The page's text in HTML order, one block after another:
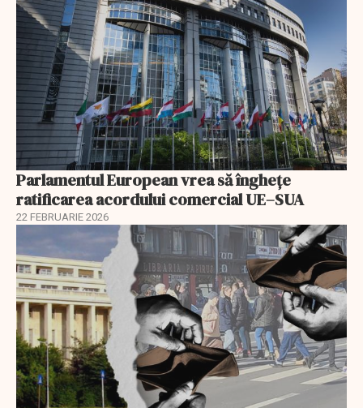
Parlamentul European vrea să înghețe
ratificarea acordului comercial UE–SUA
22 FEBRUARIE 2026